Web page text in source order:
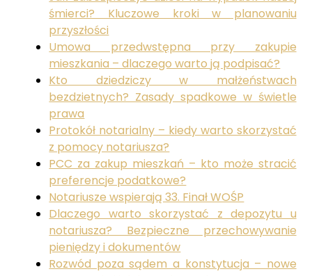
śmierci? Kluczowe kroki w planowaniu
przyszłości
Umowa przedwstępna przy zakupie
mieszkania – dlaczego warto ją podpisać?
Kto dziedziczy w małżeństwach
bezdzietnych? Zasady spadkowe w świetle
prawa
Protokół notarialny – kiedy warto skorzystać
z pomocy notariusza?
PCC za zakup mieszkań – kto może stracić
preferencje podatkowe?
Notariusze wspierają 33. Finał WOŚP
Dlaczego warto skorzystać z depozytu u
notariusza? Bezpieczne przechowywanie
pieniędzy i dokumentów
Rozwód poza sądem a konstytucja – nowe